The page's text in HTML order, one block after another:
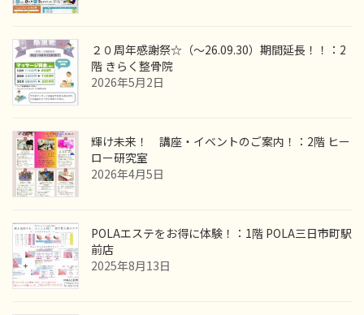
２０周年感謝祭☆（～26.09.30）期間延長！！：2
階 きらく整骨院
2026年5月2日
輝け未来！ 講座・イベントのご案内！：2階 ヒー
ロー研究室
2026年4月5日
POLAエステをお得に体験！：1階 POLA三日市町駅
前店
2025年8月13日